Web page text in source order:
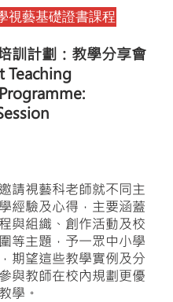
視藝基礎證書課程
訓計劃：教學分享會
Teaching
Programme:
請視藝科老師就不同主
經驗及心得，主要涵蓋
與組織、創作活動及校
等主題，予一眾中小學
期望這些教學實例及分
與教師在校內規劃更優
學。